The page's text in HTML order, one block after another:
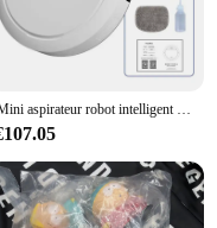
Mini aspirateur robot intelligent 3 en 1, balayage entièrement automatique, adapté à la maison, nouveauté 2024